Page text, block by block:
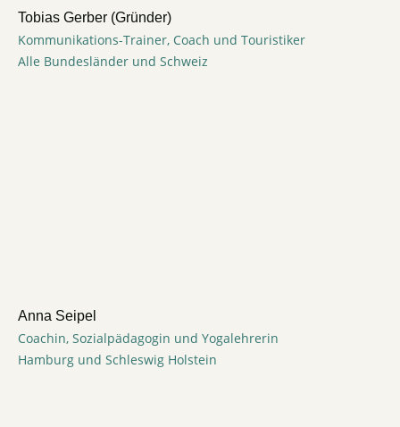
Tobias Gerber (Gründer)
Kommunikations-Trainer, Coach und Touristiker
Alle Bundesländer und Schweiz
Anna Seipel
Coachin, Sozialpädagogin und Yogalehrerin
Hamburg und Schleswig Holstein